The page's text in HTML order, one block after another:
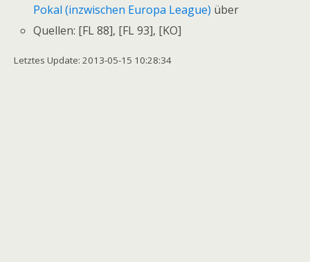
Pokal (inzwischen Europa League) über
Quellen: [FL 88], [FL 93], [KO]
Letztes Update: 2013-05-15 10:28:34